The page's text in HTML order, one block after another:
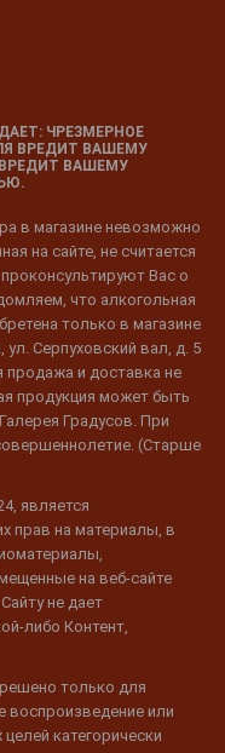
ЧРЕЗМЕРНОЕ
ВРЕДИТ ВАШЕМУ
ВАШЕМУ
в магазине невозможно
на сайте, не считается
Вас о
что алкогольная
только в магазине
Серпуховский вал, д. 5
продажа и доставка не
продукция может быть
Градусов. При
(Старше
является
прав на материалы, в
на веб-сайте
не дает
либо Контент,
только для
воспроизведение или
категорически